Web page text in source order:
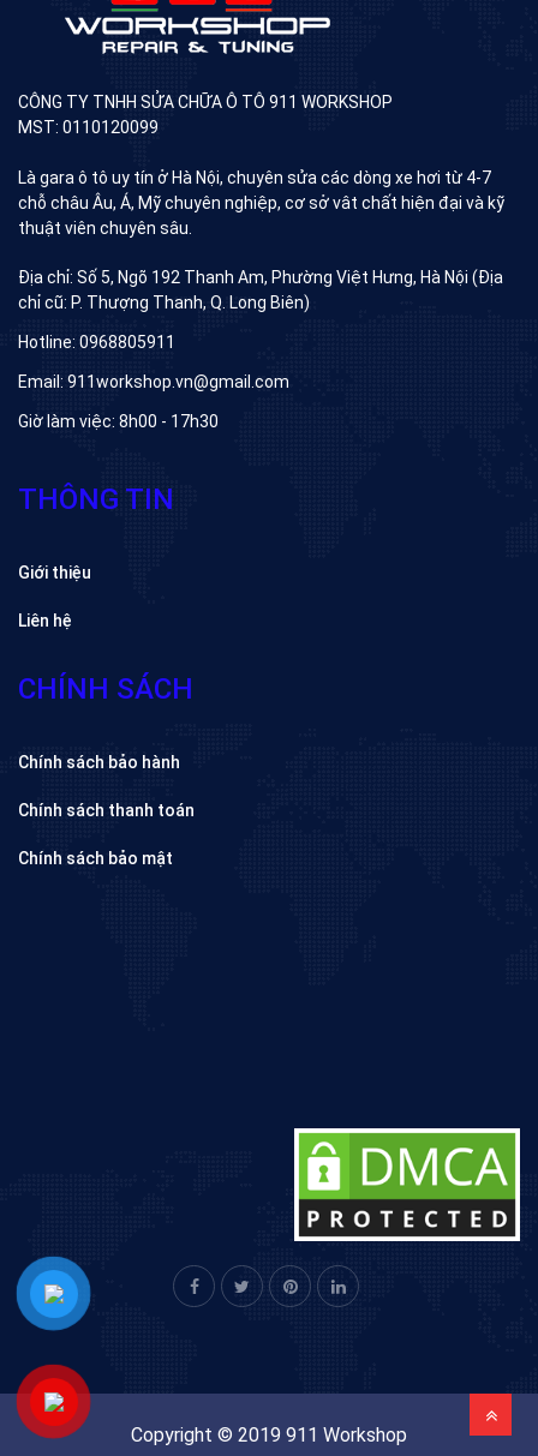
CÔNG TY TNHH SỬA CHỮA Ô TÔ 911 WORKSHOP
MST: 0110120099
Là gara ô tô uy tín ở Hà Nội, chuyên sửa các dòng xe hơi từ 4-7
chỗ châu Âu, Á, Mỹ chuyên nghiệp, cơ sở vât chất hiện đại và kỹ
thuật viên chuyên sâu.
Địa chỉ: Số 5, Ngõ 192 Thanh Am, Phường Việt Hưng, Hà Nội (Địa
chỉ cũ: P. Thượng Thanh, Q. Long Biên)
Hotline: 0968805911
Email: 911workshop.vn@gmail.com
Giờ làm việc: 8h00 - 17h30
THÔNG TIN
Giới thiệu
Liên hệ
CHÍNH SÁCH
Chính sách bảo hành
Chính sách thanh toán
Chính sách bảo mật
Copyright © 2019 911 Workshop